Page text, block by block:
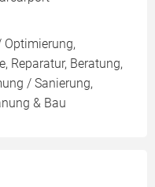
Optimierung,
Reparatur, Beratung,
/ Sanierung,
& Bau